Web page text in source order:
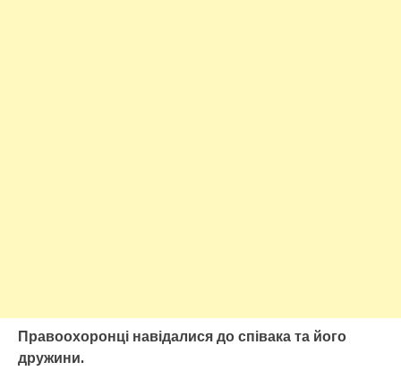
Правоохоронці навідалися до співака та його
дружини.